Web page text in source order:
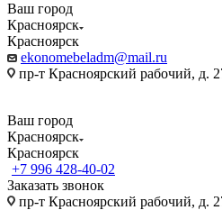
Ваш город
Красноярск
Красноярск
ekonomebeladm@mail.ru
пр-т Красноярский рабочий, д.
Ваш город
Красноярск
Красноярск
+7 996 428-40-02
Заказать звонок
пр-т Красноярский рабочий, д.